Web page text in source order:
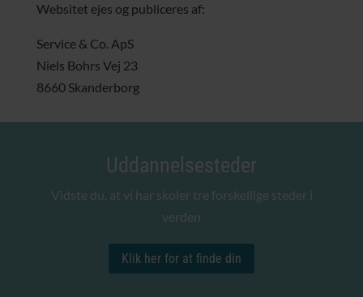
Websitet ejes og publiceres af:
Service & Co. ApS
Niels Bohrs Vej 23
8660 Skanderborg
Uddannelsesteder
Vidste du, at vi har skoler tre forskellige steder i
verden
Klik her for at finde din